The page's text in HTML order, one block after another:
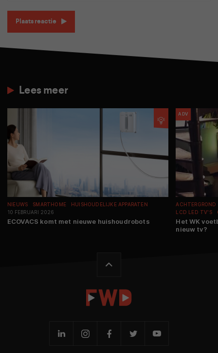
Plaats reactie
Lees meer
NIEUWS SMARTHOME
HUISHOUDELIJKE APPARATEN
10 FEBRUARI 2026
ECOVACS komt met nieuwe huishoudrobots
ADV
ACHTERGROND
LCD LED TV'S
Het WK
nieuw tv?